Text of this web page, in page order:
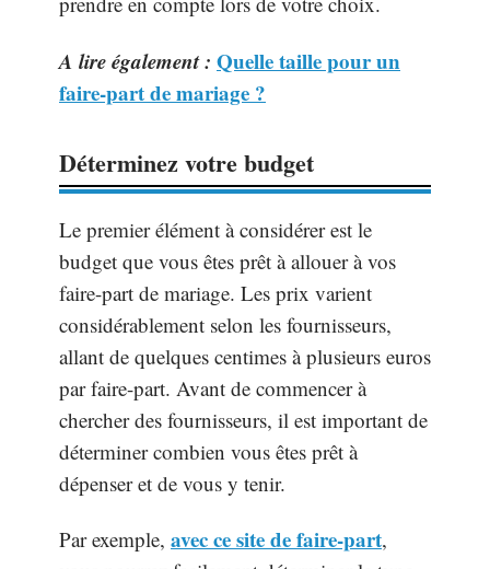
A lire également : Quelle taille pour un
faire-part de mariage ?
Déterminez votre budget
Le premier élément à considérer est le
budget que vous êtes prêt à allouer à vos
faire-part de mariage. Les prix varient
considérablement selon les fournisseurs,
allant de quelques centimes à plusieurs euros
par faire-part. Avant de commencer à
chercher des fournisseurs, il est important de
déterminer combien vous êtes prêt à
dépenser et de vous y tenir.
Par exemple, avec ce site de faire-part,